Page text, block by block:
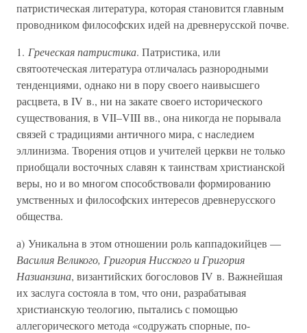
патристическая литература, которая становится главным
проводником философских идей на древнерусской почве.
1. Греческая патристика. Патристика, или
святоотеческая литература отличалась разнородными
тенденциями, однако ни в пору своего наивысшего
расцвета, в IV в., ни на закате своего исторического
существования, в VII–VIII вв., она никогда не порывала
связей с традициями античного мира, с наследием
эллинизма. Творения отцов и учителей церкви не только
приобщали восточных славян к таинствам христианской
веры, но и во многом способствовали формированию
умственных и философских интересов древнерусского
общества.
а) Уникальна в этом отношении роль каппадокийцев —
Василия Великого, Григория Нисского и Григория
Назианзина, византийских богословов IV в. Важнейшая
их заслуга состояла в том, что они, разрабатывая
христианскую теологию, пытались с помощью
аллегорического метода «содружать спорные, по-